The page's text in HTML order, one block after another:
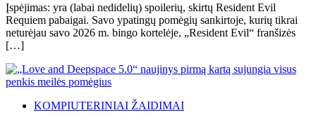
Įspėjimas: yra (labai nedidelių) spoilerių, skirtų Resident Evil
Requiem pabaigai. Savo ypatingų pomėgių sankirtoje, kurių tikrai
neturėjau savo 2026 m. bingo kortelėje, „Resident Evil“ franšizės
[…]
KOMPIUTERINIAI ŽAIDIMAI